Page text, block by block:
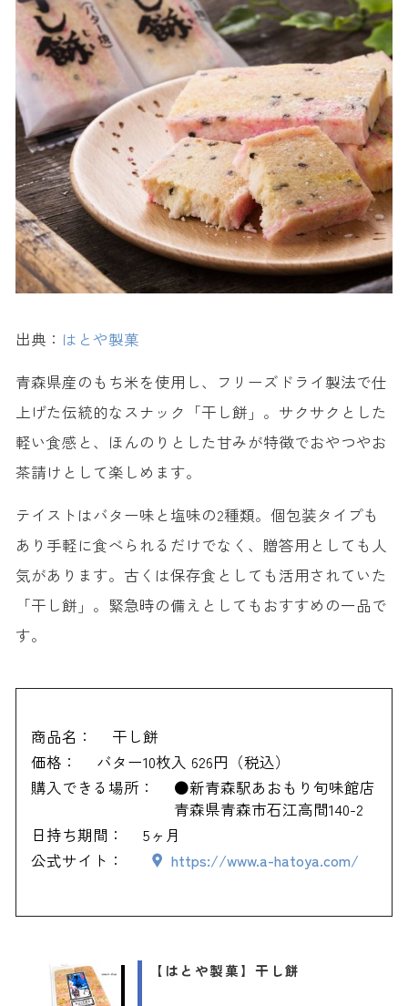
出典： はとや製菓
青森県産のもち米を使用し、フリーズドライ製法で仕
上げた伝統的なスナック「干し餅」。サクサクとした
軽い食感と、ほんのりとした甘みが特徴でおやつやお
茶請けとして楽しめます。
テイストはバター味と塩味の2種類。個包装タイプも
あり手軽に食べられるだけでなく、贈答用としても人
気があります。古くは保存食としても活用されていた
「干し餅」。緊急時の備えとしてもおすすめの一品で
す。
商品名：
干し餅
価格：
バター10枚入 626円（税込）
購入できる場所：
●新青森駅あおもり旬味館店
青森県青森市石江高間140-2
日持ち期間：
5ヶ月
公式サイト：
https://www.a-hatoya.com/
【はとや製菓】干し餅